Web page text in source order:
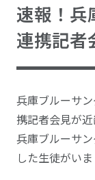
速報！兵
連携記者
兵庫ブルーサ
携記者会見が
兵庫ブルーサ
した生徒がいま